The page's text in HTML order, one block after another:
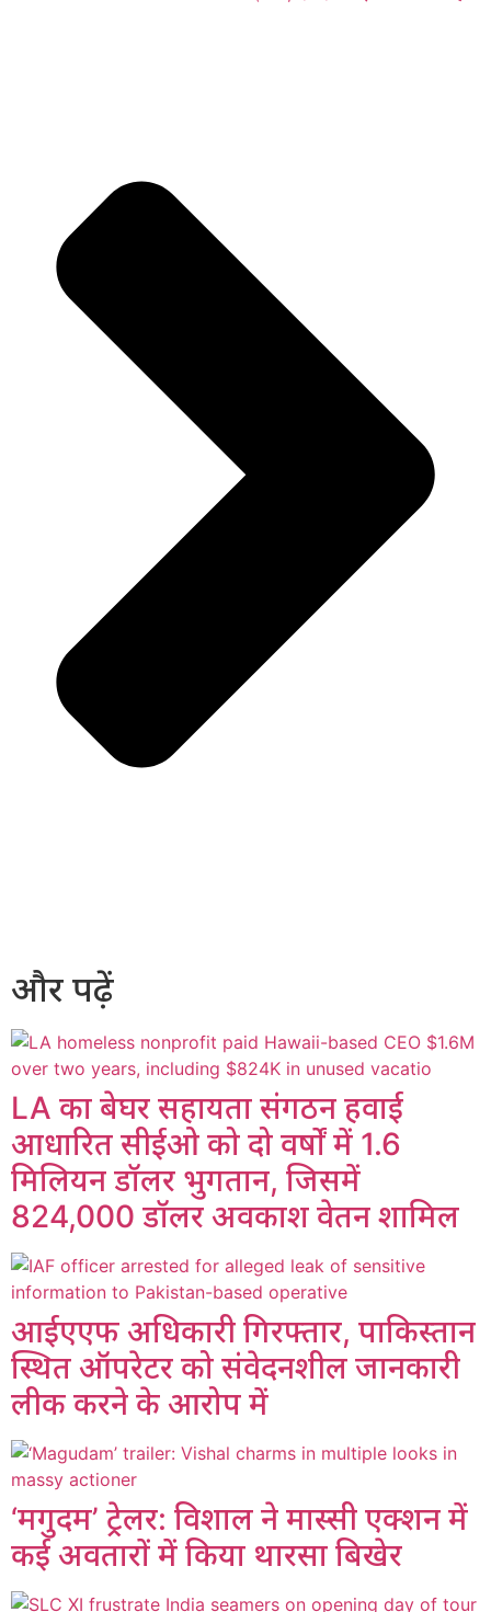
और पढ़ें
LA का बेघर सहायता संगठन हवाई
आधारित सीईओ को दो वर्षों में 1.6
मिलियन डॉलर भुगतान, जिसमें
824,000 डॉलर अवकाश वेतन शामिल
आईएएफ अधिकारी गिरफ्तार, पाकिस्तान
स्थित ऑपरेटर को संवेदनशील जानकारी
लीक करने के आरोप में
‘मगुदम’ ट्रेलर: विशाल ने मास्सी एक्शन में
कई अवतारों में किया थारसा बिखेर